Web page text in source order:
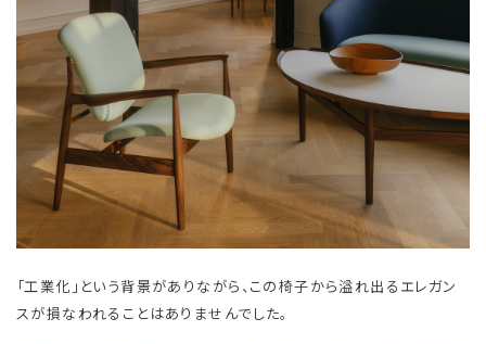
「工業化」という背景がありながら、この椅子から溢れ出るエレガン
スが損なわれることはありませんでした。